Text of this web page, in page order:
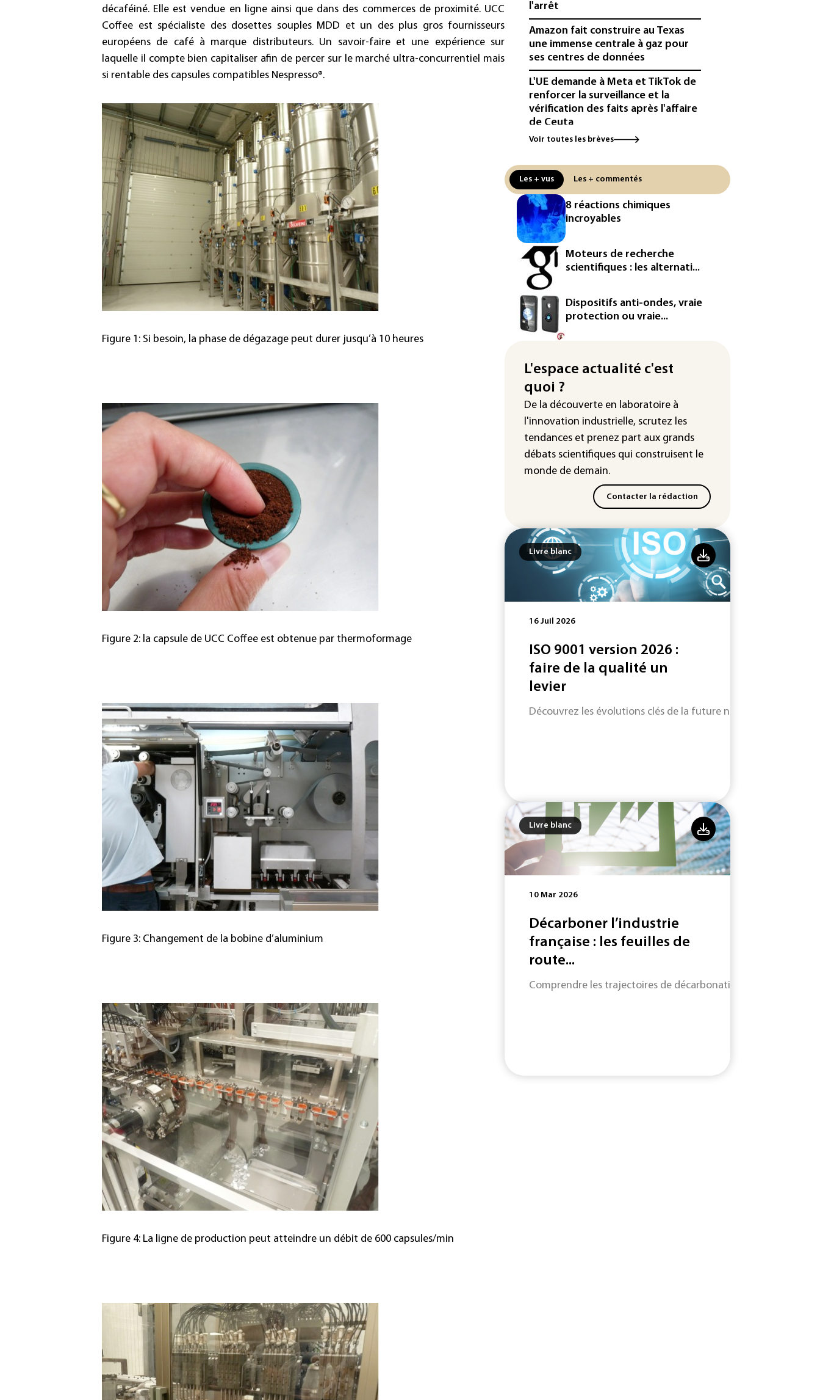
décaféiné. Elle est vendue en ligne ainsi que dans des commerces de proximité. UCC
Coffee est spécialiste des dosettes souples MDD et un des plus gros fournisseurs
européens de café à marque distributeurs. Un savoir-faire et une expérience sur
laquelle il compte bien capitaliser afin de percer sur le marché ultra-concurrentiel mais
si rentable des capsules compatibles Nespresso®.
Figure 1: Si besoin, la phase de dégazage peut durer jusqu’à 10 heures
Figure 2: la capsule de UCC Coffee est obtenue par thermoformage
Figure 3: Changement de la bobine d’aluminium
Figure 4: La ligne de production peut atteindre un débit de 600 capsules/min
l'arrêt
Amazon fait construire au Texas
une immense centrale à gaz pour
ses centres de données
L'UE demande à Meta et TikTok de
renforcer la surveillance et la
vérification des faits après l'affaire
de Ceuta
L'Europe se prépare à une baisse
de l'éclipse solaire
La métropole de Rouen porte
plainte contre BASF pour pollution
aux PFAS
Canicule: à l'arrêt depuis fin juillet,
la centrale de Golfech reconnectée
au réseau
Véhicules de livraison autonomes:
la France ouvre la voie à leur
homologation
d'euros dans la future
constellation européenne
Le magazine VSD racheté par
l'entrepreneur Vianney d'Alançon
Voir toutes les brèves
Les + vus Les + commentés
8 réactions chimiques
incroyables
Moteurs de recherche
scientifiques : les alternati...
Dispositifs anti-ondes, vraie
protection ou vraie...
L'espace actualité c'est
quoi ?
De la découverte en laboratoire à
l'innovation industrielle, scrutez les
tendances et prenez part aux grands
débats scientifiques qui construisent le
monde de demain.
Contacter la rédaction
Livre blanc
16 Juil 2026
ISO 9001 version 2026 :
faire de la qualité un
levier
Découvrez les évolutions clés de la future norme ISO 9001
Livre blanc
10 Mar 2026
Décarboner l’industrie
française : les feuilles de
route...
Comprendre les trajectoires de décarbonation de neuf filières